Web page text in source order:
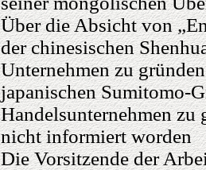
Über die Absicht von
der chinesischen
Unternehmen zu
japanischen Sumitomo-
Handelsunternehmen
nicht informiert worden
Die Vorsitzende der